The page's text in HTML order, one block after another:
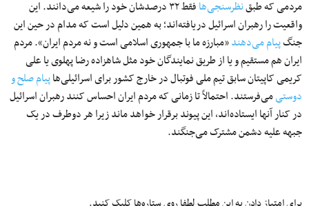
مردمی که طبقنظرسنجی‌ها
فقط ۳۲ درصدشان خود را شیعه می‌دانند. این
واقعیت را رهبران اسرائیل دریافته‌اند؛ به همین دلیل است که مدام در حین این
جنگپیام می‌دهند«مبارزه ما با جمهوری اسلامی است و نه مردم ایران». مردم
ایران هم مستقیم و یا از طریق نمایندگان خود مثل شاهزاده رضا پهلوی یا علی
کریمی کاپیتان سابق تیم ملی فوتبال در خارج کشور برای اسرائیلی‌هاپیام صلح و
دوستیمی‌فرستند. احتمالاً تا زمانی که مردم ایران احساس کنند رهبران اسرائیل
در کنار آنها ایستاده‌اند، این پیوند برقرار خواهد ماند زیرا هر دوطرف در یک
جبهه علیه دشمن مشترک می‌جنگند.